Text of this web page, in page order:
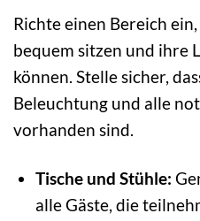
Richte einen Bereich
bequem sitzen und ihre
können. Stelle sicher,
Beleuchtung und alle
vorhanden sind.
Tische und Stühle:
alle Gäste, die